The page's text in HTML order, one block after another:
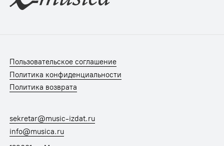
Пользовательское соглашение
Политика конфиденциальности
Политика возврата
sekretar@music-izdat.ru
info@musica.ru